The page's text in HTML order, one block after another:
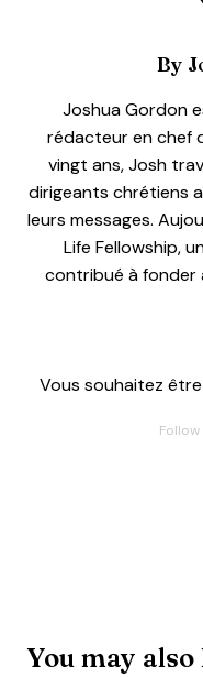
By
Joshua Gordon
rédacteur en chef
vingt ans, Josh
dirigeants chrétiens
leurs messages.
Life Fellowship,
contribué à fonder
Vous souhaitez
You may also